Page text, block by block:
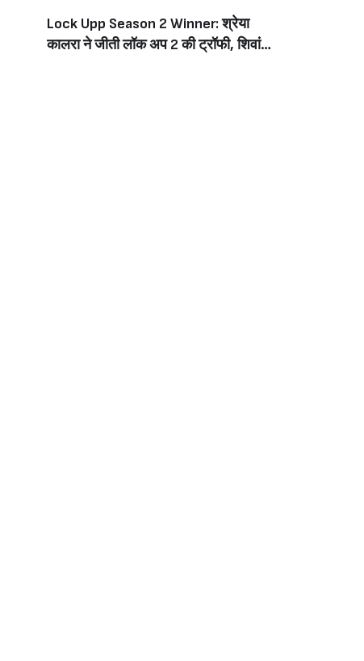
Lock Upp Season 2 Winner: श्रेया
कालरा ने जीती लॉक अप 2 की ट्रॉफी, शिवांगी